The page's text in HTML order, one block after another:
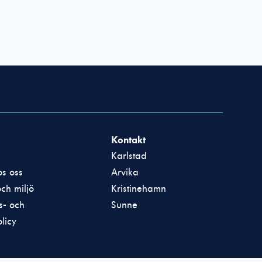
oss
miljö
och
Kontakt
Karlstad
Arvika
Kristinehamn
Sunne